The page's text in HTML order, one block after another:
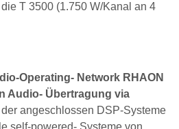
T 3500 (1.750 W/Kanal an 4
Operating- Network RHAON
Audio- Übertragung via
angeschlossen DSP-Systeme
self-powered- Systeme von